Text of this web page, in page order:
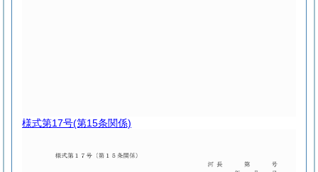
様式第17号(第15条関係)